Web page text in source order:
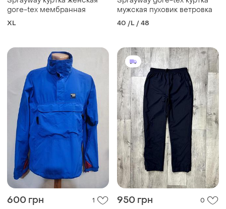
gore-tex мембранная
XL
мужская пуховик ветровка
40 /L / 48
600 грн 1 950 грн 0